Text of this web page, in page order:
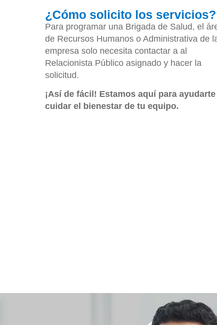
¿Cómo solicito los servicios?
Para programar una Brigada de Salud, el
de Recursos Humanos o Administrativa de
empresa solo necesita contactar a al
Relacionista Público asignado y hacer la
solicitud.
¡Así de fácil! Estamos aquí para ayudarte
cuidar el bienestar de tu equipo.